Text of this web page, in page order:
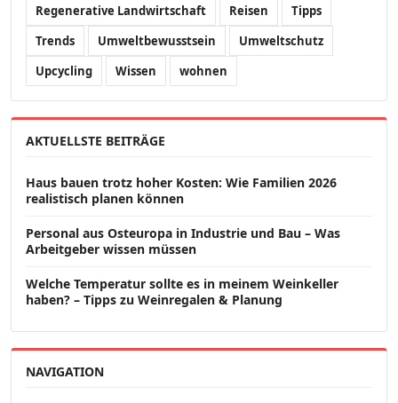
Regenerative Landwirtschaft Reisen
Tipps
Trends
Umweltbewusstsein
Umweltschutz
Upcycling
Wissen wohnen
AKTUELLSTE BEITRÄGE
Haus bauen trotz hoher Kosten: Wie Familien 2026
realistisch planen können
Personal aus Osteuropa in Industrie und Bau – Was
Arbeitgeber wissen müssen
Welche Temperatur sollte es in meinem Weinkeller
haben? – Tipps zu Weinregalen & Planung
NAVIGATION